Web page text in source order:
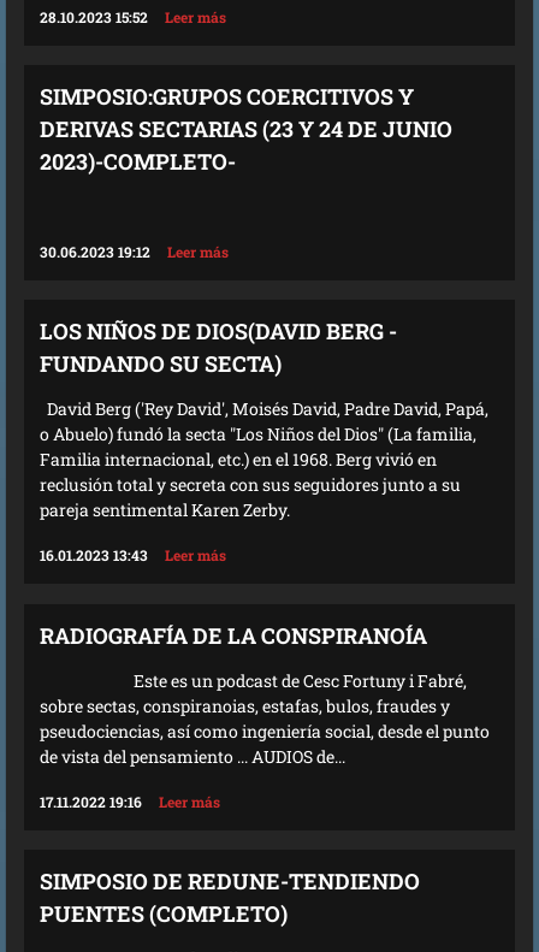
28.10.2023 15:52 Leer más
SIMPOSIO:GRUPOS COERCITIVOS Y
DERIVAS SECTARIAS (23 Y 24 DE JUNIO
2023)-COMPLETO-
30.06.2023 19:12 Leer más
LOS NIÑOS DE DIOS(DAVID BERG -
FUNDANDO SU SECTA)
David Berg ('Rey David', Moisés David, Padre David, Papá,
o Abuelo) fundó la secta "Los Niños del Dios" (La familia,
Familia internacional, etc.) en el 1968. Berg vivió en
reclusión total y secreta con sus seguidores junto a su
pareja sentimental Karen Zerby.
16.01.2023 13:43 Leer más
RADIOGRAFÍA DE LA CONSPIRANOÍA
Este es un podcast de Cesc Fortuny i Fabré,
sobre sectas, conspiranoias, estafas, bulos, fraudes y
pseudociencias, así como ingeniería social, desde el punto
de vista del pensamiento ... AUDIOS de...
17.11.2022 19:16 Leer más
SIMPOSIO DE REDUNE-TENDIENDO
PUENTES (COMPLETO)